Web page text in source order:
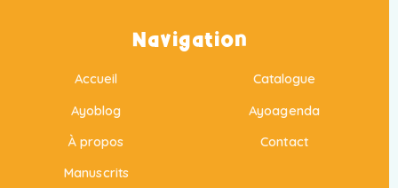
Navigation
Accueil
Catalogue
Ayoblog
Ayoagenda
À propos
Contact
Manuscrits